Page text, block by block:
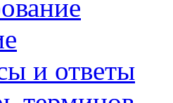
и ответы